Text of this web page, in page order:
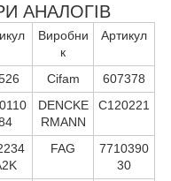
АНАЛОГІВ
Виробни
к
Артикул
Cifam
607378
DENCKE
RMANN
C120221
FAG
7710390
30